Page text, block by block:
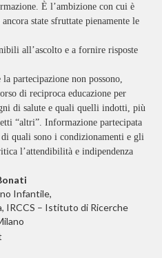
È l’ambizione con cui è
state sfruttate pienamente le
all’ascolto e a fornire risposte
partecipazione non possono,
di reciproca educazione per
di salute e quali quelli indotti, più
“altri”. Informazione partecipata
di quali sono i condizionamenti e gli
l’attendibilità e indipendenza
Infantile,
IRCCS – Istituto di Ricerche